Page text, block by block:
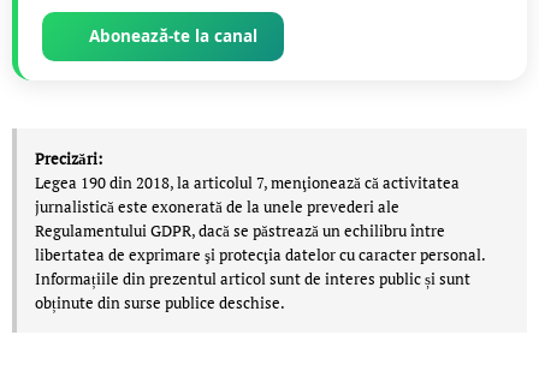
Abonează-te la canal
Precizări:
Legea 190 din 2018, la articolul 7, menţionează că activitatea
jurnalistică este exonerată de la unele prevederi ale
Regulamentului GDPR, dacă se păstrează un echilibru între
libertatea de exprimare şi protecţia datelor cu caracter personal.
Informațiile din prezentul articol sunt de interes public și sunt
obținute din surse publice deschise.